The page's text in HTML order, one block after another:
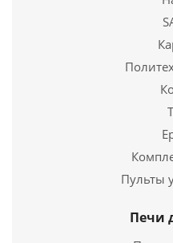
Пульты
Печи